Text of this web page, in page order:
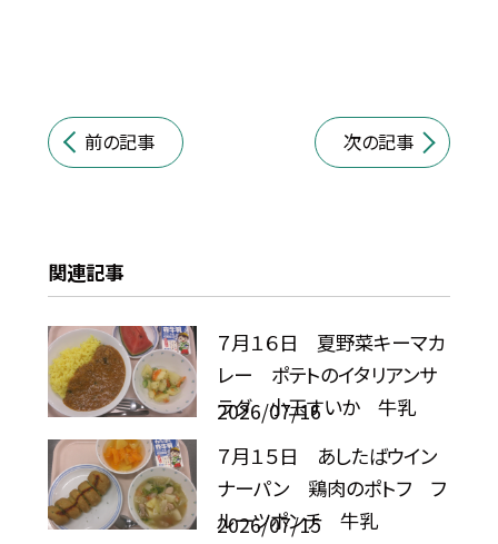
前の記事 次の記事
関連記事
７月１６日 夏野菜キーマカ
レー ポテトのイタリアンサ
ラダ 小玉すいか 牛乳
2026/07/16
７月１５日 あしたばウイン
ナーパン 鶏肉のポトフ フ
ルーツポンチ 牛乳
2026/07/15